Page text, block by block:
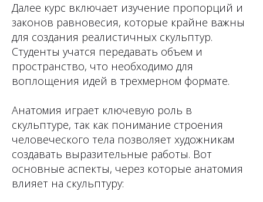
Далее курс включает изучение пропорций и
законов равновесия, которые крайне важны
для создания реалистичных скульптур.
Студенты учатся передавать объем и
пространство, что необходимо для
воплощения идей в трехмерном формате.
Анатомия играет ключевую роль в
скульптуре, так как понимание строения
человеческого тела позволяет художникам
создавать выразительные работы. Вот
основные аспекты, через которые анатомия
влияет на скульптуру: